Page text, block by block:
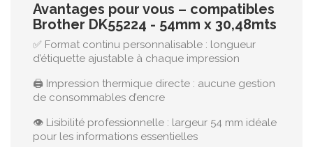
Avantages pour vous – compatibles
Brother DK55224 - 54mm x 30,48mts
✅ Format continu personnalisable : longueur
d’étiquette ajustable à chaque impression
🖨️ Impression thermique directe : aucune gestion
de consommables d’encre
👁️ Lisibilité professionnelle : largeur 54 mm idéale
pour les informations essentielles